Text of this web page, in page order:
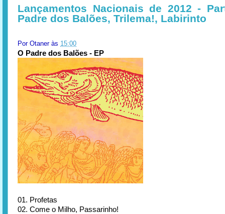
Lançamentos Nacionais de 2012 -
Padre dos Balões, Trilema!, Labirinto
Por Otaner às 15:00
O Padre dos Balões - EP
01. Profetas
02. Come o Milho, Passarinho!